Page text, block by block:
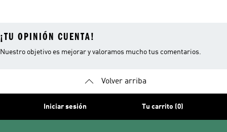
¡TU OPINIÓN CUENTA!
Nuestro objetivo es mejorar y valoramos mucho tus comentarios.
Volver arriba
Iniciar sesión Tu carrito (0)